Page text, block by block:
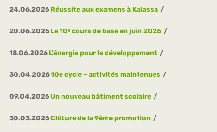
24.06.2026Réussite aux examens à Kalassa
20.06.2026Le 10ᵉ cours de base en juin 2026
18.06.2026L’énergie pour le développement
30.04.202610e cycle – activités maintenues
09.04.2026Un nouveau bâtiment scolaire
30.03.2026Clôture de la 9ème promotion